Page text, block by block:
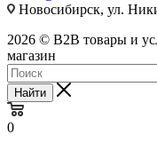
Новосибирск, ул.
2026 © B2B товары и
магазин
Найти
0